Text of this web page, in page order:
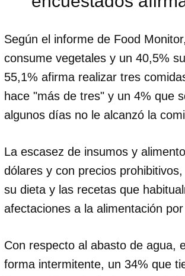
Guardar como favorito
Para poder guardar
Según el informe de Food
consume vegetales y un 40,5%
55,1% afirma realizar tres
hace "más de tres" y un 4% que
algunos días no le alcanzó la
La escasez de insumos y
dólares y con precios
su dieta y las recetas que
afectaciones a la alimentación
Con respecto al abasto de agua,
forma intermitente, un 34% que